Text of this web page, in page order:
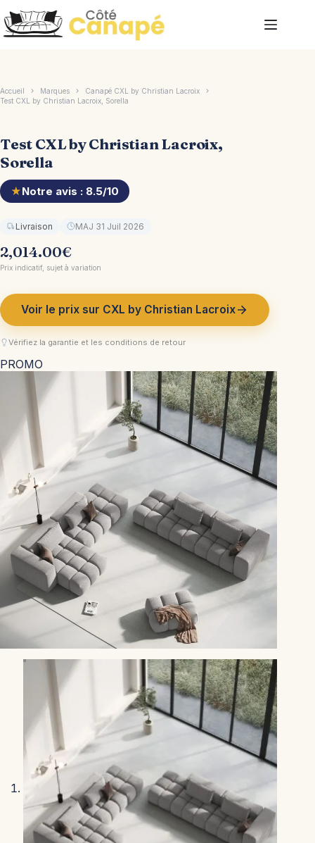
au
contenu
Accueil Marques
Canapé CXL by Christian Lacroix
Test CXL by Christian Lacroix, Sorella
PROMO
Test CXL by Christian Lacroix,
Sorella
★Notre avis : 8.5/10
Livraison MAJ 31 Juil 2026
2,014.00€
Prix indicatif, sujet à variation
Voir le prix sur CXL by Christian Lacroix
Vérifiez la garantie et les conditions de retour